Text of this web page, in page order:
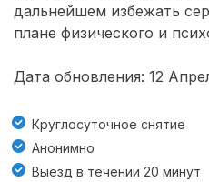
дальнейшем избежать
плане физического и
Дата обновления: 12
Круглосуточное снятие
Анонимно
Выезд в течении 20 минут